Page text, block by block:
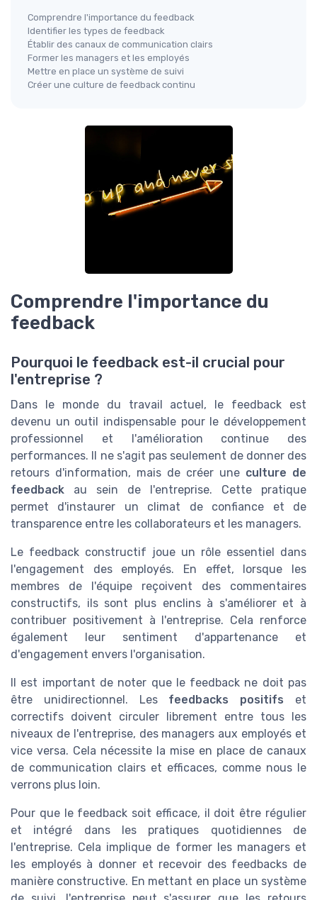
Comprendre l'importance du feedback
Identifier les types de feedback
Établir des canaux de communication clairs
Former les managers et les employés
Mettre en place un système de suivi
Créer une culture de feedback continu
Comprendre l'importance du
feedback
Pourquoi le feedback est-il crucial pour
l'entreprise ?
Dans le monde du travail actuel, le feedback est
devenu un outil indispensable pour le développement
professionnel et l'amélioration continue des
performances. Il ne s'agit pas seulement de donner des
retours d'information, mais de créer une culture de
feedback au sein de l'entreprise. Cette pratique
permet d'instaurer un climat de confiance et de
transparence entre les collaborateurs et les managers.
Le feedback constructif joue un rôle essentiel dans
l'engagement des employés. En effet, lorsque les
membres de l'équipe reçoivent des commentaires
constructifs, ils sont plus enclins à s'améliorer et à
contribuer positivement à l'entreprise. Cela renforce
également leur sentiment d'appartenance et
d'engagement envers l'organisation.
Il est important de noter que le feedback ne doit pas
être unidirectionnel. Les feedbacks positifs et
correctifs doivent circuler librement entre tous les
niveaux de l'entreprise, des managers aux employés et
vice versa. Cela nécessite la mise en place de canaux
de communication clairs et efficaces, comme nous le
verrons plus loin.
Pour que le feedback soit efficace, il doit être régulier
et intégré dans les pratiques quotidiennes de
l'entreprise. Cela implique de former les managers et
les employés à donner et recevoir des feedbacks de
manière constructive. En mettant en place un système